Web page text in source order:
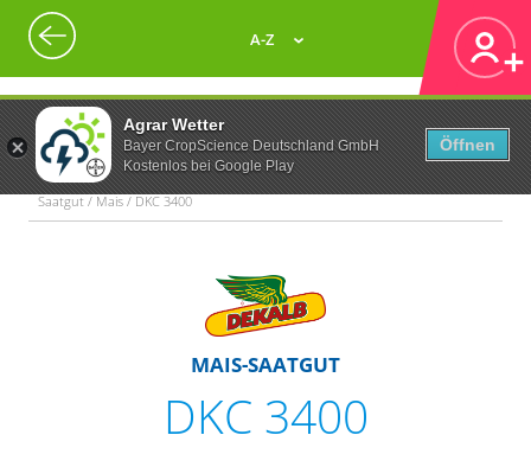
Agrar Wetter
Bayer CropScience Deutschland GmbH
Kostenlos bei Google Play
Öffnen
A-Z
Saatgut / Mais / DKC 3400
MAIS-SAATGUT
DKC 3400